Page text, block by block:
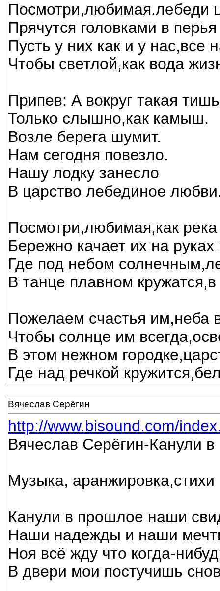
Посмотри,любимая.лебеди
Прячутся головками в
Пусть у них как и у нас,все
Чтобы светлой,как вода
Припев: А вокруг такая
Только слышно,как камыш.
Возле берега шумит.
Нам сегодня повезло.
Нашу лодку занесло
В царство лебединое
Посмотри,любимая,как река
Бережно качает их на
Где под небом
В танце плавном
Пожелаем счастья им,неба
Чтобы солнце им
В этом нежном
Где над речкой
Вячеслав Серёгин
http://www.bisound.com/
Вячеслав Серёгин-Канули
Музыка,
Канули в прошлое наши
Наши надежды и наши
Ноя всё жду что когда-
В двери мои постучишь